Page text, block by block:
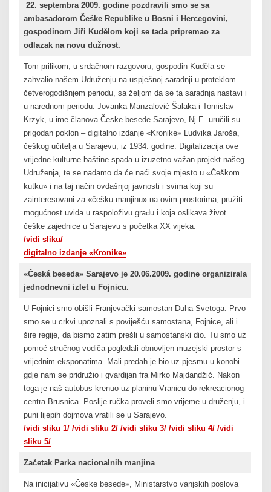
22. septembra 2009. godine pozdravili smo se sa
ambasadorom Češke Republike u Bosni i Hercegovini,
gospodinom Jiři Kudĕlom koji se tada pripremao za
odlazak na novu dužnost.
Tom prilikom, u srdačnom razgovoru, gospodin Kudĕla se
zahvalio našem Udruženju na uspješnoj saradnji u proteklom
četverogodišnjem periodu, sa željom da se ta saradnja nastavi i
u narednom periodu. Jovanka Manzalović Šalaka i Tomislav
Krzyk, u ime članova Česke besede Sarajevo, Nj.E. uručili su
prigodan poklon – digitalno izdanje «Kronike» Ludvika Jaroša,
češkog učitelja u Sarajevu, iz 1934. godine. Digitalizacija ove
vrijedne kulturne baštine spada u izuzetno važan projekt našeg
Udruženja, te se nadamo da će naći svoje mjesto u «Češkom
kutku» i na taj način ovdašnjoj javnosti i svima koji su
zainteresovani za «češku manjinu» na ovim prostorima, pružiti
mogućnost uvida u raspoloživu građu i koja oslikava život
češke zajednice u Sarajevu s početka XX vijeka.
/vidi sliku/
digitalno izdanje «Kronike»
«Česká beseda» Sarajevo je 20.06.2009. godine organizirala
jednodnevni izlet u Fojnicu.
U Fojnici smo obišli Franjevački samostan Duha Svetoga. Prvo
smo se u crkvi upoznali s poviješću samostana, Fojnice, ali i
šire regije, da bismo zatim prešli u samostanski dio. Tu smo uz
pomoć stručnog vodiča pogledali obnovljen muzejski prostor s
vrijednim eksponatima. Mali predah je bio uz pjesmu u konobi
gdje nam se pridružio i gvardijan fra Mirko Majdandžić. Nakon
toga je naš autobus krenuo uz planinu Vranicu do rekreacionog
centra Brusnica. Poslije ručka proveli smo vrijeme u druženju, i
puni lijepih dojmova vratili se u Sarajevo.
/vidi sliku 1/ /vidi sliku 2/ /vidi sliku 3/ /vidi sliku 4/ /vidi
sliku 5/
Začetak Parka nacionalnih manjina
Na inicijativu «Česke besede», Ministarstvo vanjskih poslova